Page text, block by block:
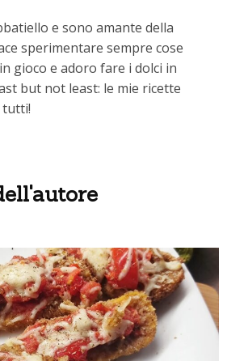
e sono amante della
sperimentare sempre cose
gioco e adoro fare i dolci in
but not least: le mie ricette
tutti!